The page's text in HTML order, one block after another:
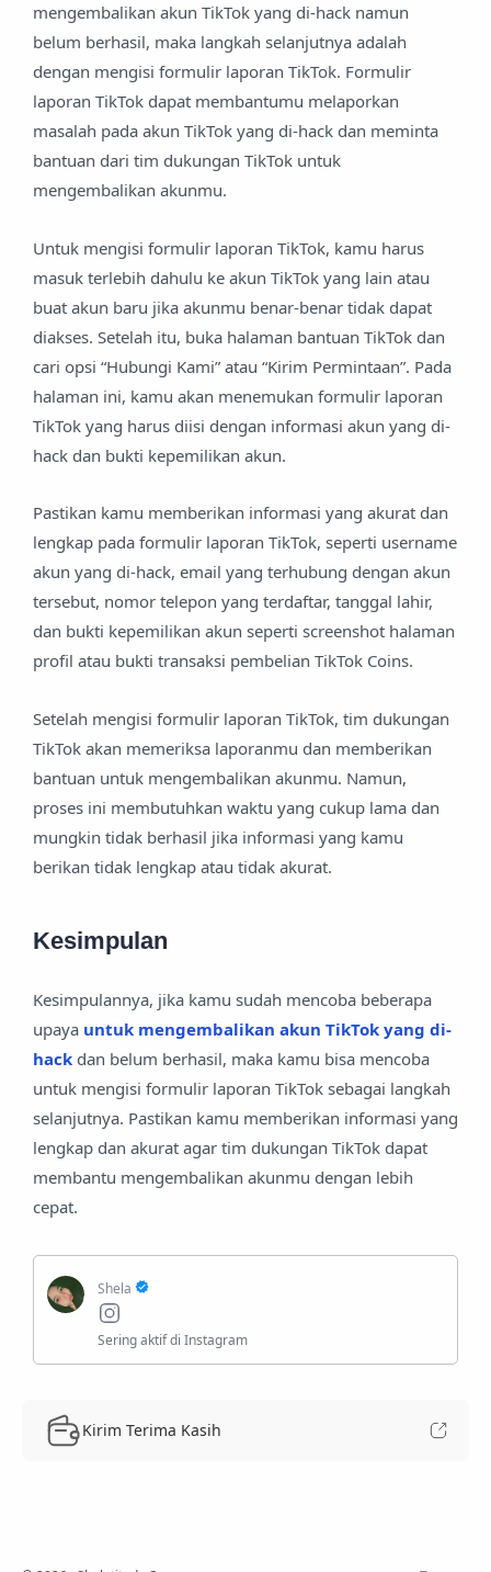
mengembalikan akun TikTok yang di-hack namun
belum berhasil, maka langkah selanjutnya adalah
dengan mengisi formulir laporan TikTok. Formulir
laporan TikTok dapat membantumu melaporkan
masalah pada akun TikTok yang di-hack dan meminta
bantuan dari tim dukungan TikTok untuk
mengembalikan akunmu.
Untuk mengisi formulir laporan TikTok, kamu harus
masuk terlebih dahulu ke akun TikTok yang lain atau
buat akun baru jika akunmu benar-benar tidak dapat
diakses. Setelah itu, buka halaman bantuan TikTok dan
cari opsi “Hubungi Kami” atau “Kirim Permintaan”. Pada
halaman ini, kamu akan menemukan formulir laporan
TikTok yang harus diisi dengan informasi akun yang di-
hack dan bukti kepemilikan akun.
Pastikan kamu memberikan informasi yang akurat dan
lengkap pada formulir laporan TikTok, seperti username
akun yang di-hack, email yang terhubung dengan akun
tersebut, nomor telepon yang terdaftar, tanggal lahir,
dan bukti kepemilikan akun seperti screenshot halaman
profil atau bukti transaksi pembelian TikTok Coins.
Setelah mengisi formulir laporan TikTok, tim dukungan
TikTok akan memeriksa laporanmu dan memberikan
bantuan untuk mengembalikan akunmu. Namun,
proses ini membutuhkan waktu yang cukup lama dan
mungkin tidak berhasil jika informasi yang kamu
berikan tidak lengkap atau tidak akurat.
Kesimpulan
Kesimpulannya, jika kamu sudah mencoba beberapa
upaya untuk mengembalikan akun TikTok yang di-
hack dan belum berhasil, maka kamu bisa mencoba
untuk mengisi formulir laporan TikTok sebagai langkah
selanjutnya. Pastikan kamu memberikan informasi yang
lengkap dan akurat agar tim dukungan TikTok dapat
membantu mengembalikan akunmu dengan lebih
cepat.
Kirim Terima Kasih